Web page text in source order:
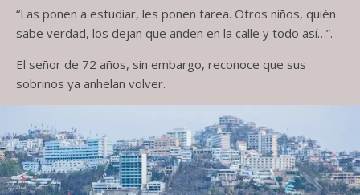
“Las ponen a estudiar, les ponen tarea. Otros niños, quién
sabe verdad, los dejan que anden en la calle y todo así…”.
El señor de 72 años, sin embargo, reconoce que sus
sobrinos ya anhelan volver.